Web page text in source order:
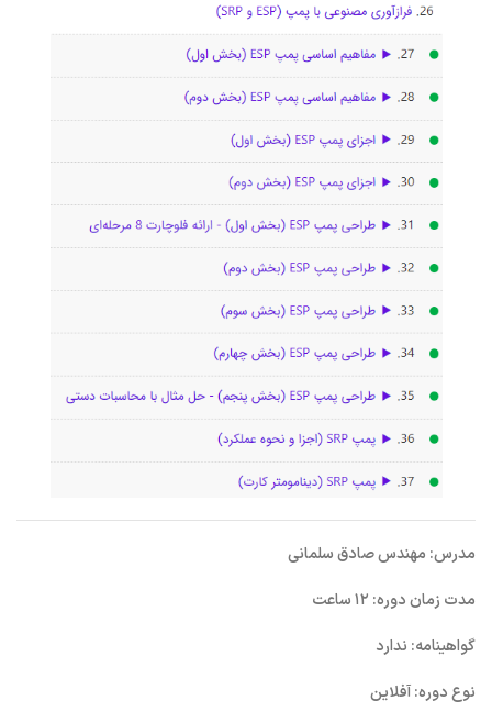
مدرس: مهندس صادق سلمانی
مدت زمان دوره: ۱۲ ساعت
گواهینامه: ندارد
نوع دوره: آفلاین